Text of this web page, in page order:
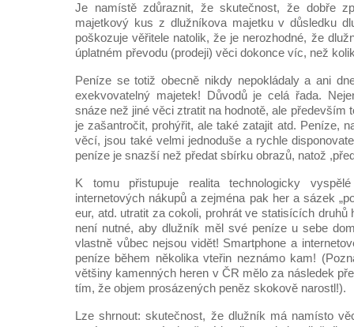
Je namístě zdůraznit, že skutečnost, že dobře
majetkový kus z dlužníkova majetku v důsledku
poškozuje věřitele natolik, že je nerozhodné, že
úplatném převodu (prodeji) věci dokonce víc, než
Peníze se totiž obecně nikdy nepokládaly a ani
exekvovatelný majetek! Důvodů je celá řada.
snáze než jiné věci ztratit na hodnotě, ale především
je zašantročit, prohýřit, ale také zatajit atd. Peníze,
věcí, jsou také velmi jednoduše a rychle
peníze je snazší než předat sbírku obrazů, natož
K tomu přistupuje realita technologicky
internetových nákupů a zejména pak her a sázek
eur, atd. utratit za cokoli, prohrát ve statisících druhů
není nutné, aby dlužník měl své peníze u sebe
vlastně vůbec nejsou vidět! Smartphone a
peníze během několika vteřin neznámo kam!
většiny kamenných heren v ČR mělo za následek
tím, že objem prosázených peněz skokově narostl!).
Lze shrnout: skutečnost, že dlužník má namísto